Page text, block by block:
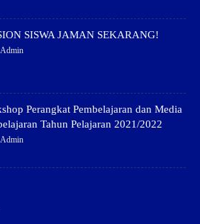
SISWA JAMAN SEKARANG!
Perangkat Pembelajaran dan Media
Tahun Pelajaran 2021/2022